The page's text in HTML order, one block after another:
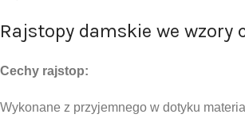
Rajstopy damskie we wzory
Cechy rajstop:
Wykonane z przyjemnego w dotyku